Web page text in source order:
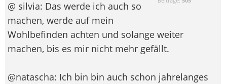
@ silvia: Das werde ich auch so
machen, werde auf mein
Wohlbefinden achten und solange weiter
machen, bis es mir nicht mehr gefällt.
@natascha: Ich bin bin auch schon jahrelanges